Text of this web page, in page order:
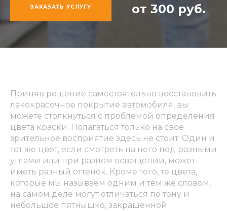
ЗАКАЗАТЬ УСЛУГУ от 300 руб.
Приняв решение самостоятельно восстановить
лакокрасочное покрытие автомобиля, вы
можете столкнуться с проблемой определения
цвета краски. Полагаться только на свое
зрительное восприятие здесь не стоит. Один и
тот же цвет, если смотреть на него под разными
углами или при разном освещении, может
иметь разный оттенок. Кроме того, те цвета,
которые мы называем одним и тем же словом,
на самом деле могут отличаться по тону и
небольшое пятнышко, закрашенной